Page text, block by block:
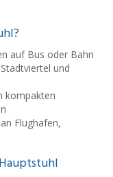
auf Bus oder Bahn
und
kompakten
Flughafen,